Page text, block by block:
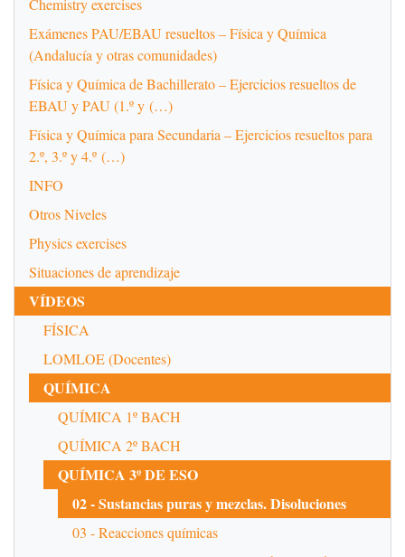
Chemistry exercises
Exámenes PAU/EBAU resueltos – Física y Química
(Andalucía y otras comunidades)
Física y Química de Bachillerato – Ejercicios resueltos de
EBAU y PAU (1.º y (…)
Física y Química para Secundaria – Ejercicios resueltos para
2.º, 3.º y 4.º (…)
INFO
Otros Niveles
Physics exercises
Situaciones de aprendizaje
VÍDEOS
FÍSICA
LOMLOE (Docentes)
QUÍMICA
QUÍMICA 1º BACH
QUÍMICA 2º BACH
QUÍMICA 3º DE ESO
02 - Sustancias puras y mezclas. Disoluciones
03 - Reacciones químicas